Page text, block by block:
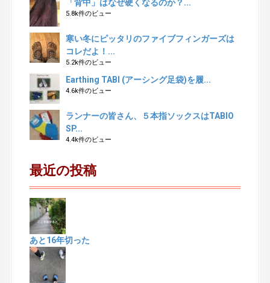
「背中」はなぜ硬くなるのか？...
5.8k件のビュー
寒い冬にピッタリのファイブフィンガーズは
コレだよ！...
5.2k件のビュー
Earthing TABI (アーシング足袋)を履...
4.6k件のビュー
ランナーの皆さん、５本指ソックスはTABIO
SP...
4.4k件のビュー
最近の投稿
あと16年切った